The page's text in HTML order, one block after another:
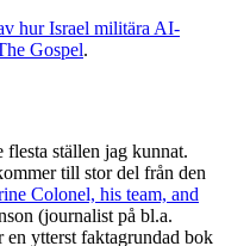
hur Israel militära AI-
Gospel.
ställen jag kunnat.
till stor del från den
Colonel, his team, and
(journalist på bl.a.
ytterst faktagrundad bok